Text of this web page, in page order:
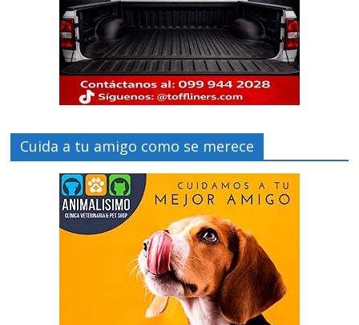
Cuida a tu amigo como se merece